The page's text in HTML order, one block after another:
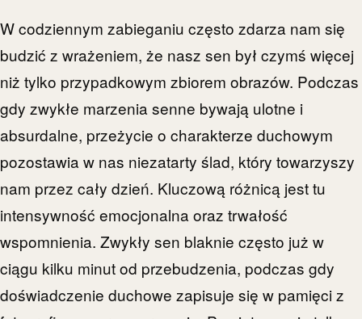
W codziennym zabieganiu często zdarza nam się
budzić z wrażeniem, że nasz sen był czymś więcej
niż tylko przypadkowym zbiorem obrazów. Podczas
gdy zwykłe marzenia senne bywają ulotne i
absurdalne, przeżycie o charakterze duchowym
pozostawia w nas niezatarty ślad, który towarzyszy
nam przez cały dzień. Kluczową różnicą jest tu
intensywność emocjonalna oraz trwałość
wspomnienia. Zwykły sen blaknie często już w
ciągu kilku minut od przebudzenia, podczas gdy
doświadczenie duchowe zapisuje się w pamięci z